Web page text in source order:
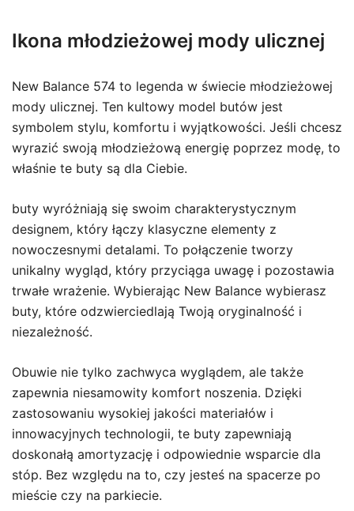
Ikona młodzieżowej mody ulicznej
New Balance 574 to legenda w świecie młodzieżowej
mody ulicznej. Ten kultowy model butów jest
symbolem stylu, komfortu i wyjątkowości. Jeśli chcesz
wyrazić swoją młodzieżową energię poprzez modę, to
właśnie te buty są dla Ciebie.
buty wyróżniają się swoim charakterystycznym
designem, który łączy klasyczne elementy z
nowoczesnymi detalami. To połączenie tworzy
unikalny wygląd, który przyciąga uwagę i pozostawia
trwałe wrażenie. Wybierając New Balance wybierasz
buty, które odzwierciedlają Twoją oryginalność i
niezależność.
Obuwie nie tylko zachwyca wyglądem, ale także
zapewnia niesamowity komfort noszenia. Dzięki
zastosowaniu wysokiej jakości materiałów i
innowacyjnych technologii, te buty zapewniają
doskonałą amortyzację i odpowiednie wsparcie dla
stóp. Bez względu na to, czy jesteś na spacerze po
mieście czy na parkiecie.